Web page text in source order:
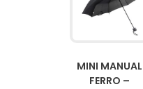
MINI MANUAL
FERRO –